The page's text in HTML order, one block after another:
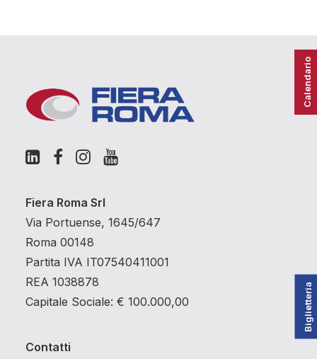
Fiera Roma Srl
Via Portuense, 1645/647
Roma 00148
Partita IVA IT07540411001
REA 1038878
Capitale Sociale: € 100.000,00
Contatti
Biglietteria
Calendario